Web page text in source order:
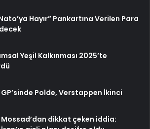
Hayır” Pankartına Verilen Para
Yeşil Kalkınması 2025’te
Polde, Verstappen İkinci
Mossad’dan dikkat çeken iddia: